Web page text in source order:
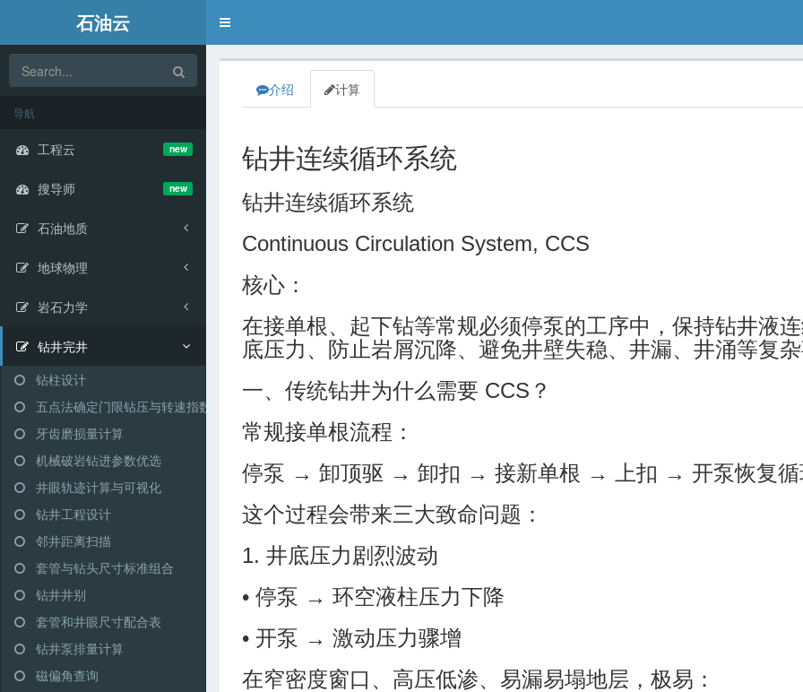
石油云
Toggle
导航
工程云 new
搜导师 new
石油地质
地球物理
岩石力学
钻井完井
钻柱设计
五点法确定门限钻压与转速指数
牙齿磨损量计算
机械破岩钻进参数优选
井眼轨迹计算与可视化
钻井工程设计
邻井距离扫描
套管与钻头尺寸标准组合
钻井井别
套管和井眼尺寸配合表
钻井泵排量计算
磁偏角查询
介绍 计算
钻井连续循环系统
钻井连续循环系统
Continuous Circulation System, CCS
核心：
在接单根、起下钻等常规必须停泵的工序中，保持钻井液
底压力、防止岩屑沉降、避免井壁失稳、井漏、井涌等复
一、传统钻井为什么需要 CCS？
常规接单根流程：
停泵 → 卸顶驱 → 卸扣 → 接新单根 → 上扣 → 开泵恢复循
这个过程会带来三大致命问题：
1. 井底压力剧烈波动
• 停泵 → 环空液柱压力下降
• 开泵 → 激动压力骤增
在窄密度窗口、高压低渗、易漏易塌地层，极易：